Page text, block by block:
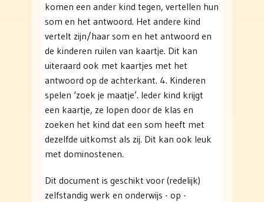
komen een ander kind tegen, vertellen hun
som en het antwoord. Het andere kind
vertelt zijn/haar som en het antwoord en
de kinderen ruilen van kaartje. Dit kan
uiteraard ook met kaartjes met het
antwoord op de achterkant. 4. Kinderen
spelen ‘zoek je maatje’. Ieder kind krijgt
een kaartje, ze lopen door de klas en
zoeken het kind dat een som heeft met
dezelfde uitkomst als zij. Dit kan ook leuk
met dominostenen.
Dit document is geschikt voor (redelijk)
zelfstandig werk en onderwijs - op -